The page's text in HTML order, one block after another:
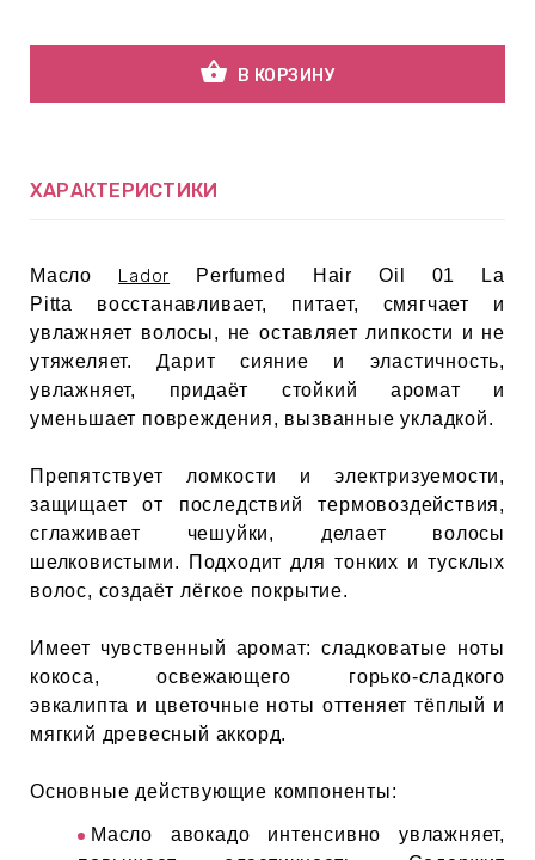
ТЕЙПЫ
keyboard_arrow_right
shopping_basket В КОРЗИНУ
ХАРАКТЕРИСТИКИ
​Масло Lador Perfumed Hair Oil 01 La
Pitta восстанавливает, питает, смягчает и
увлажняет волосы, не оставляет липкости и не
утяжеляет. Дарит сияние и эластичность,
увлажняет, придаёт стойкий аромат и
уменьшает повреждения, вызванные укладкой.
Препятствует ломкости и электризуемости,
защищает от последствий термовоздействия,
сглаживает чешуйки, делает волосы
шелковистыми. Подходит для тонких и тусклых
волос, создаёт лёгкое покрытие.
Имеет чувственный аромат: сладковатые ноты
кокоса, освежающего горько-сладкого
эвкалипта и цветочные ноты оттеняет тёплый и
мягкий древесный аккорд.
Основные действующие компоненты:
Масло авокадо интенсивно увлажняет,